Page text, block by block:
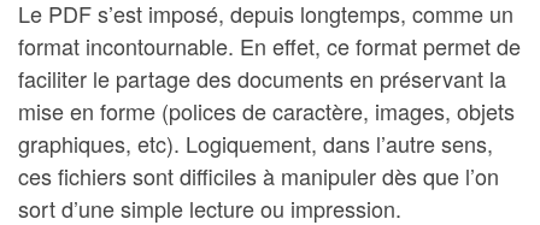
Le PDF s’est imposé, depuis longtemps, comme un
format incontournable. En effet, ce format permet de
faciliter le partage des documents en préservant la
mise en forme (polices de caractère, images, objets
graphiques, etc). Logiquement, dans l’autre sens,
ces fichiers sont difficiles à manipuler dès que l’on
sort d’une simple lecture ou impression.